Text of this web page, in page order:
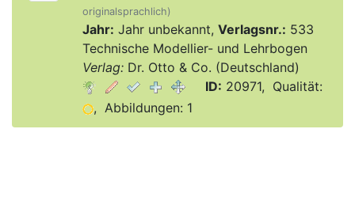
originalsprachlich)
Jahr: Jahr unbekannt, Verlagsnr.: 533
Technische Modellier- und Lehrbogen
Verlag:Dr. Otto & Co. (Deutschland)
ID: 20971, Qualität:
, Abbildungen: 1